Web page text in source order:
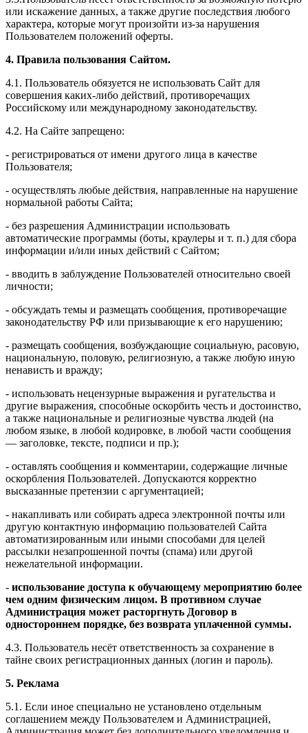
или искажение данных, а также другие последствия любого
характера, которые могут произойти из-за нарушения
Пользователем положений оферты.
4. Правила пользования Сайтом.
4.1. Пользователь обязуется не использовать Сайт для
совершения каких-либо действий, противоречащих
Российскому или международному законодательству.
4.2. На Сайте запрещено:
- регистрироваться от имени другого лица в качестве
Пользователя;
- осуществлять любые действия, направленные на нарушение
нормальной работы Сайта;
- без разрешения Администрации использовать
автоматические программы (боты, краулеры и т. п.) для сбора
информации и/или иных действий с Сайтом;
- вводить в заблуждение Пользователей относительно своей
личности;
- обсуждать темы и размещать сообщения, противоречащие
законодательству РФ или призывающие к его нарушению;
- размещать сообщения, возбуждающие социальную, расовую,
национальную, половую, религиозную, а также любую иную
ненависть и вражду;
- использовать нецензурные выражения и ругательства и
другие выражения, способные оскорбить честь и достоинство,
а также национальные и религиозные чувства людей (на
любом языке, в любой кодировке, в любой части сообщения
— заголовке, тексте, подписи и пр.);
- оставлять сообщения и комментарии, содержащие личные
оскорбления Пользователей. Допускаются корректно
высказанные претензии с аргументацией;
- накапливать или собирать адреса электронной почты или
другую контактную информацию пользователей Сайта
автоматизированным или иными способами для целей
рассылки незапрошенной почты (спама) или другой
нежелательной информации.
- использование доступа к обучающему мероприятию более
чем одним физическим лицом. В противном случае
Администрация может расторгнуть Договор в
одностороннем порядке, без возврата уплаченной суммы.
4.3. Пользователь несёт ответственность за сохранение в
тайне своих регистрационных данных (логин и пароль).
5. Реклама
5.1. Если иное специально не установлено отдельным
соглашением между Пользователем и Администрацией,